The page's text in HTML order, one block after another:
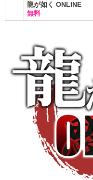
龍が如く ONLINE
無料